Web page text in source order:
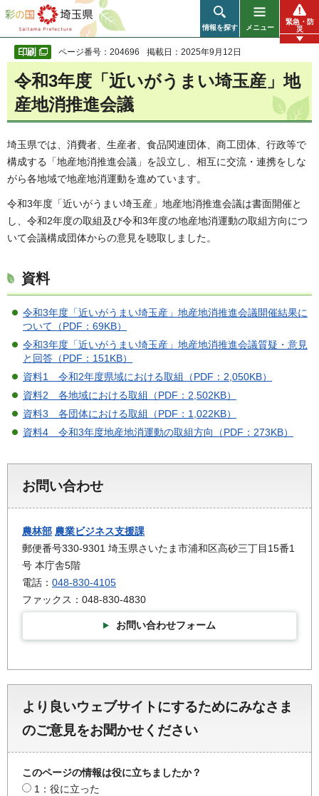
彩の国 埼玉県
情報を探す メニュー
緊急・防
災
ページ番号：204696 掲載日：2025年9月12日
令和3年度「近いがうまい埼玉産」地
産地消推進会議
埼玉県では、消費者、生産者、食品関連団体、商工団体、行政等で
構成する「地産地消推進会議」を設立し、相互に交流・連携をしな
がら各地域で地産地消運動を進めています。
令和3年度「近いがうまい埼玉産」地産地消推進会議は書面開催と
し、令和2年度の取組及び令和3年度の地産地消運動の取組方向につ
いて会議構成団体からの意見を聴取しました。
資料
令和3年度「近いがうまい埼玉産」地産地消推進会議開催結果に
ついて（PDF：69KB）
令和3年度「近いがうまい埼玉産」地産地消推進会議質疑・意見
と回答（PDF：151KB）
資料1 令和2年度県域における取組（PDF：2,050KB）
資料2 各地域における取組（PDF：2,502KB）
資料3 各団体における取組（PDF：1,022KB）
資料4 令和3年度地産地消運動の取組方向（PDF：273KB）
お問い合わせ
農林部 農業ビジネス支援課
郵便番号330-9301 埼玉県さいたま市浦和区高砂三丁目15番1
号 本庁舎5階
電話： 048-830-4105
ファックス：048-830-4830
お問い合わせフォーム
より良いウェブサイトにするためにみなさま
のご意見をお聞かせください
このページの情報は役に立ちましたか？
1：役に立った